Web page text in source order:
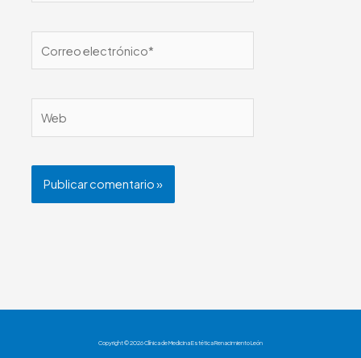
electrónico*
Copyright © 2026 Clínica de Medicina Estética Renacimiento León